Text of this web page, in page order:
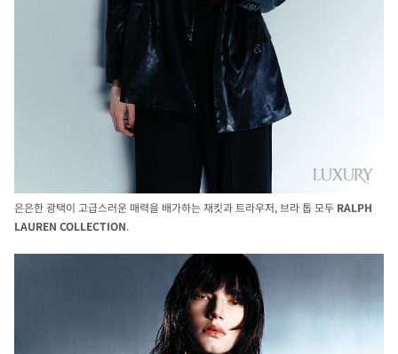
은은한 광택이 고급스러운 매력을 배가하는 재킷과 트라우저, 브라 톱 모두 RALPH
LAUREN COLLECTION.